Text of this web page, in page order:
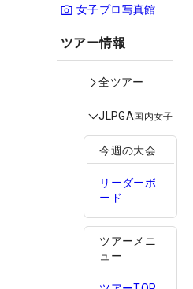
女子プロ写真館
ツアー情報
全ツアー
JLPGA国内女子
今週の大会
リーダーボ
ード
ツアーメニ
ュー